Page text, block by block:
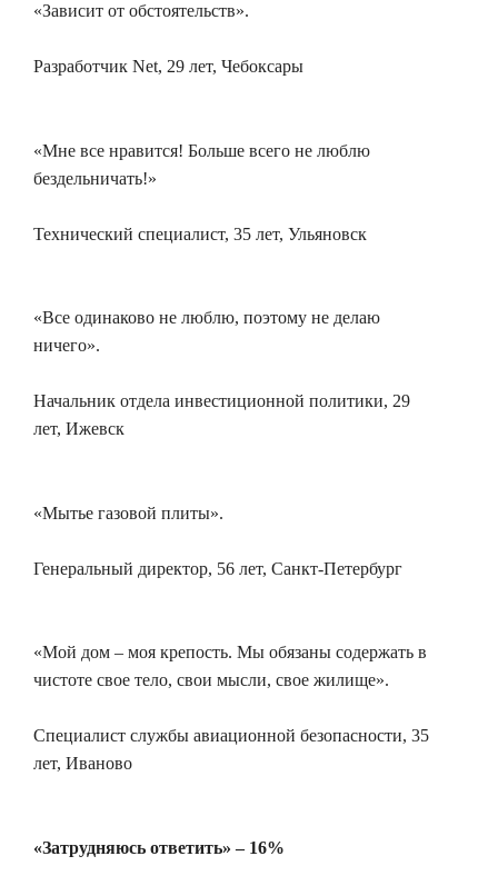
«Зависит от обстоятельств».
Разработчик Net, 29 лет, Чебоксары
«Мне все нравится! Больше всего не люблю
бездельничать!»
Технический специалист, 35 лет, Ульяновск
«Все одинаково не люблю, поэтому не делаю
ничего».
Начальник отдела инвестиционной политики, 29
лет, Ижевск
«Мытье газовой плиты».
Генеральный директор, 56 лет, Санкт-Петербург
«Мой дом – моя крепость. Мы обязаны содержать в
чистоте свое тело, свои мысли, свое жилище».
Специалист службы авиационной безопасности, 35
лет, Иваново
«Затрудняюсь ответить» – 16%